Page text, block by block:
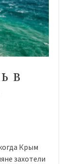
В
Крым
захотели